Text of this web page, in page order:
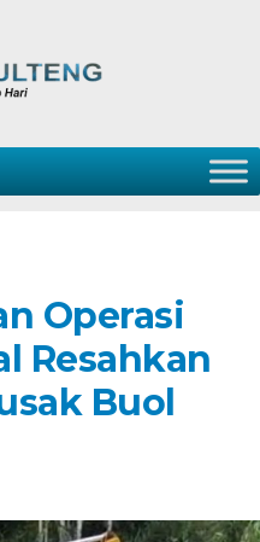
Operasi
Resahkan
Buol